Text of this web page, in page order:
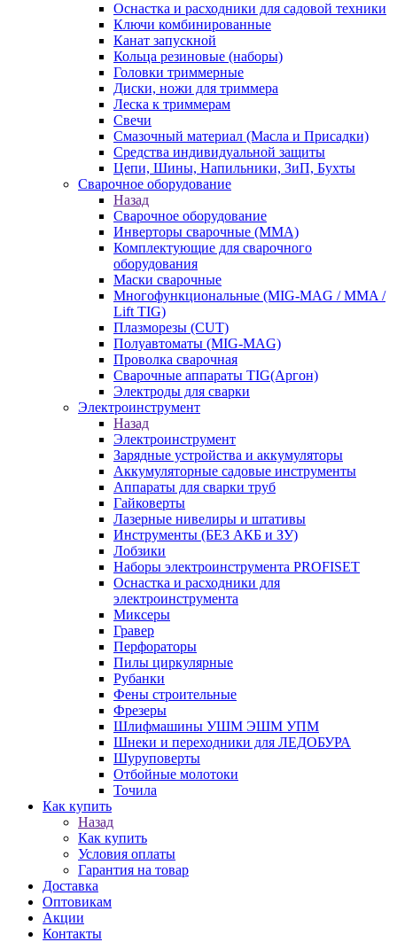
Оснастка и расходники для садовой техники
Ключи комбинированные
Канат запускной
Кольца резиновые (наборы)
Головки триммерные
Диски, ножи для триммера
Леска к триммерам
Свечи
Смазочный материал (Масла и Присадки)
Средства индивидуальной защиты
Цепи, Шины, Напильники, ЗиП, Бухты
Сварочное оборудование
Назад
Сварочное оборудование
Инверторы сварочные (ММА)
Комплектующие для сварочного
оборудования
Маски сварочные
Многофункциональные (MIG-MAG / MMA /
Lift TIG)
Плазморезы (CUT)
Полуавтоматы (МIG-MAG)
Проволка сварочная
Сварочные аппараты TIG(Аргон)
Электроды для сварки
Электроинструмент
Назад
Электроинструмент
Зарядные устройства и аккумуляторы
Аккумуляторные садовые инструменты
Аппараты для сварки труб
Гайковерты
Лазерные нивелиры и штативы
Инструменты (БЕЗ АКБ и ЗУ)
Лобзики
Наборы электроинструмента PROFISET
Оснастка и расходники для
электроинструмента
Миксеры
Гравер
Перфораторы
Пилы циркулярные
Рубанки
Фены строительные
Фрезеры
Шлифмашины УШМ ЭШМ УПМ
Шнеки и переходники для ЛЕДОБУРА
Шуруповерты
Отбойные молотоки
Точила
Как купить
Назад
Как купить
Условия оплаты
Гарантия на товар
Доставка
Оптовикам
Акции
Контакты